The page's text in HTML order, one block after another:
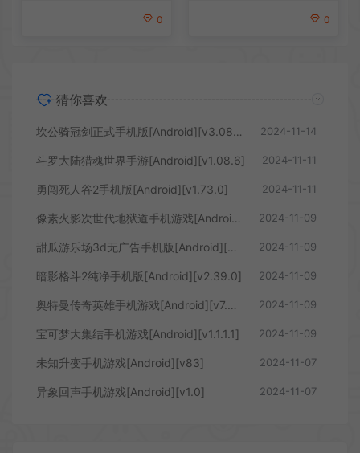
0 0
猜你喜欢
坎公骑冠剑正式手机版[Android][v3.08.0] 2024-11-14
斗罗大陆猎魂世界手游[Android][v1.08.6] 2024-11-11
勇闯死人谷2手机版[Android][v1.73.0] 2024-11-11
像素火影次世代地狱道手机游戏[Android][v1.03] 2024-11-09
甜瓜游乐场3d无广告手机版[Android][v1.72.2] 2024-11-09
暗影格斗2纯净手机版[Android][v2.39.0] 2024-11-09
奥特曼传奇英雄手机游戏[Android][v7.0.0] 2024-11-09
宝可梦大集结手机游戏[Android][v1.1.1.1] 2024-11-09
未知升变手机游戏[Android][v83] 2024-11-07
异象回声手机游戏[Android][v1.0] 2024-11-07